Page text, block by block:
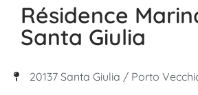
Résidence
Santa Giulia
20137 Santa Giulia / Porto